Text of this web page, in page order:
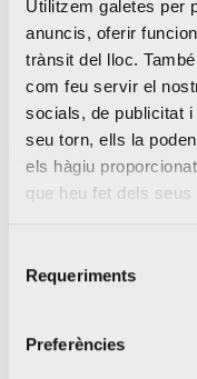
Utilitzem galetes per
anuncis, oferir
trànsit del lloc.
com feu servir el
socials, de publicitat i
seu torn, ells la
els hàgiu
que heu fet dels seus
Requeriments
Preferències
ciudad, un 30%
La de los hoteles
estrategia que
sectores
restaurantes, ocio,
La Marató
més d’un dia
Valencia